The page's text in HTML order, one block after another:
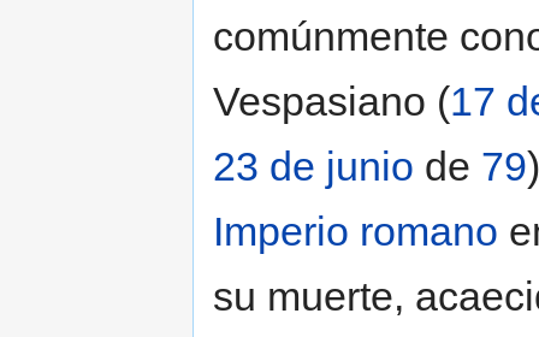
comúnmente
Vespasiano (17
23 de junio de 79
Imperio romano
su muerte,